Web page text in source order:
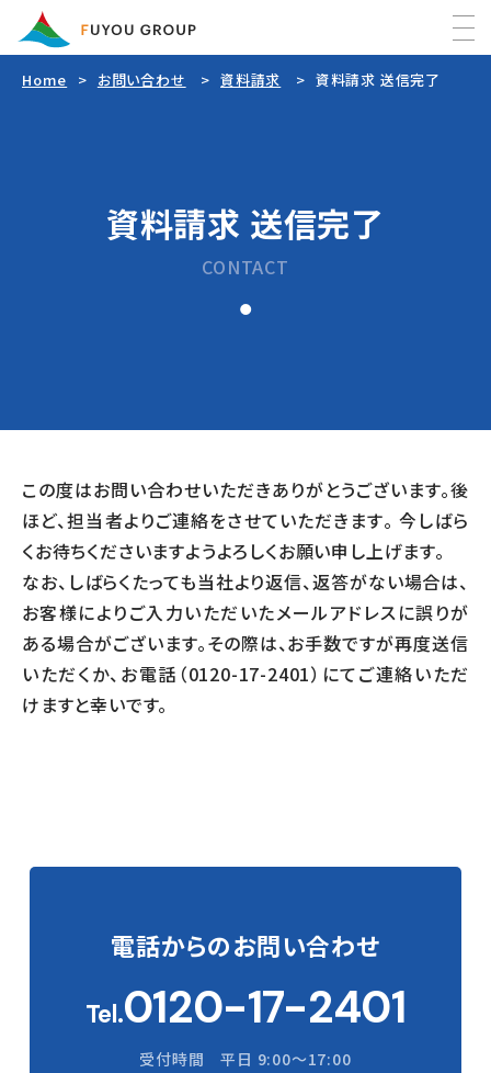
Home
FUYOUグループについて
FUYOU防災
フヨウ企画
代表挨拶
事業所一覧・アクセス
SDGs
地域貢献活動（CSR）
共栄会
登山
採用情報
個人情報保護方針
Home お問い合わせ 資料請求 資料請求 送信完了
資料請求 送信完了
CONTACT
この度はお問い合わせいただきありがとうございます。後
ほど、担当者よりご連絡をさせていただきます。 今しばら
くお待ちくださいますようよろしくお願い申し上げます。
なお、しばらくたっても当社より返信、返答がない場合は、
お客様によりご入力いただいたメールアドレスに誤りが
ある場合がございます。その際は、お手数ですが再度送信
いただくか、お電話（0120-17-2401）にてご連絡いただ
けますと幸いです。
電話からのお問い合わせ
Tel.0120-17-2401
受付時間 平日 9:00〜17:00